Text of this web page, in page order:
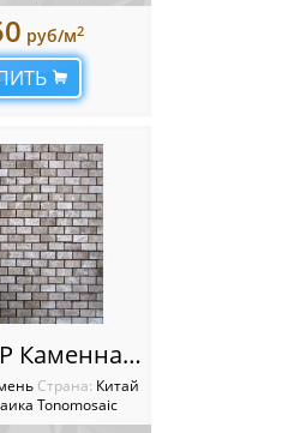
руб/м2
ASS 14-12P Каменная мозаика Tonomosaic
Cтрана: Китай
Tonomosaic